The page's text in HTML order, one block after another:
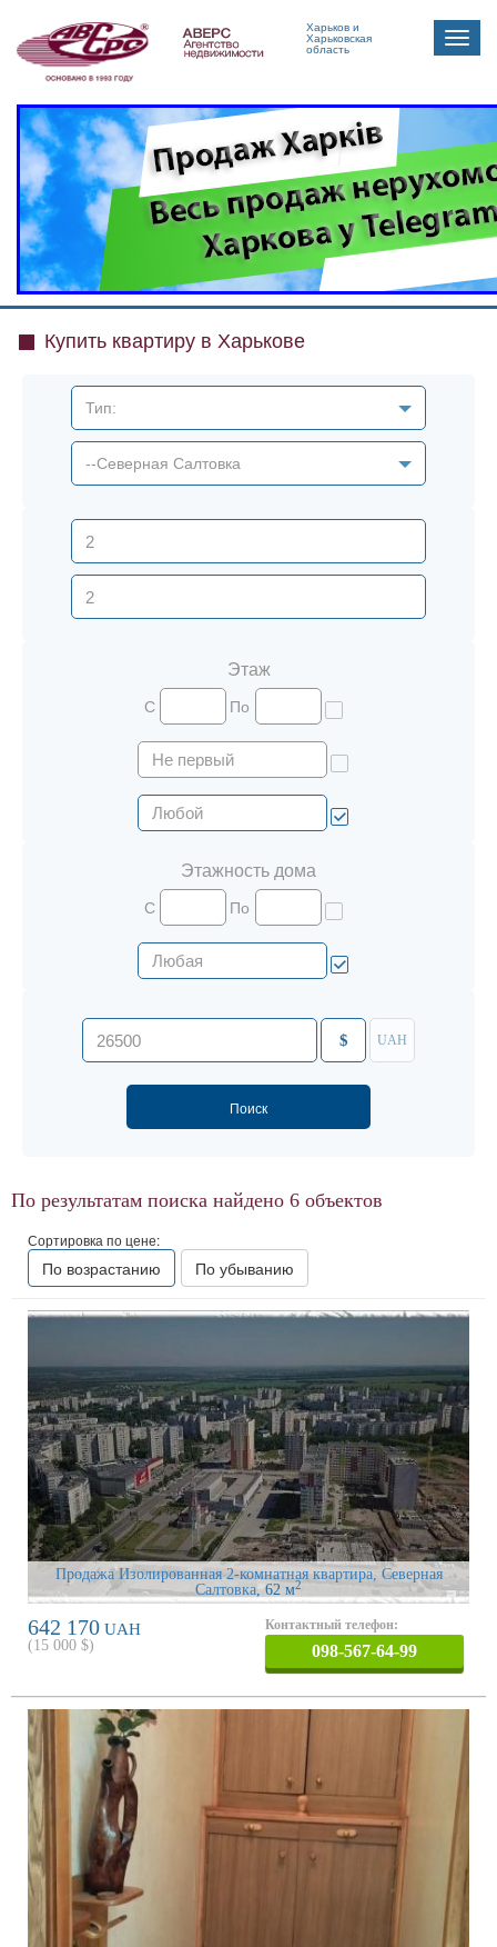
Харьков и
Харьковская
область
Toggle
Купить квартиру в Харькове
Тип:
--Северная Салтовка
Этаж
С По
Этажность дома
С По
$ UAH
По результатам поиска найдено 6 объектов
Сортировка по цене:
По возрастанию По убыванию
Продажа Изолированная 2-комнатная квартира, Северная
Салтовка, 62 м2
642 170 UAH
(15 000 $)
Контактный телефон:
098-567-64-99